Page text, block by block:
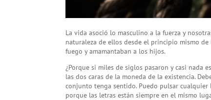
La vida asoció lo masculino a la fuerza y
naturaleza de ellos desde el principio mismo
fuego y amamantaban a los hijos.
¿Porque si miles de siglos pasaron y casi nada
las dos caras de la moneda de la existencia.
conjunto tenga sentido. Puedo pulsar
porque las letras están siempre en el mismo